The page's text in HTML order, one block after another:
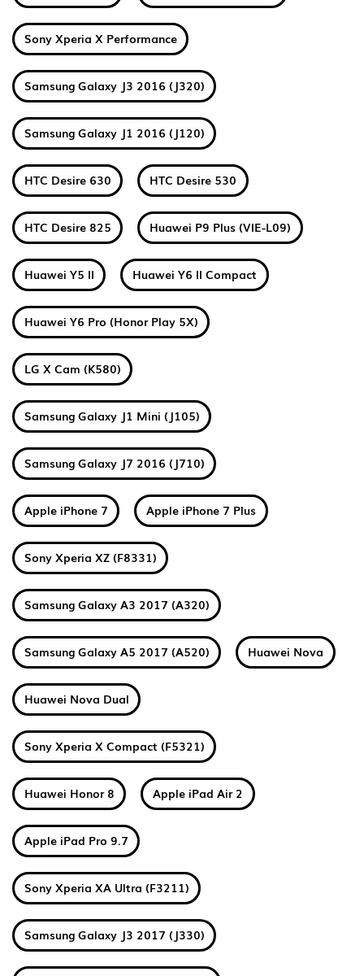
Sony Xperia X Performance
Samsung Galaxy J3 2016 (J320)
Samsung Galaxy J1 2016 (J120)
HTC Desire 630 HTC Desire 530
HTC Desire 825 Huawei P9 Plus (VIE-L09)
Huawei Y5 II Huawei Y6 II Compact
Huawei Y6 Pro (Honor Play 5X)
LG X Cam (K580)
Samsung Galaxy J1 Mini (J105)
Samsung Galaxy J7 2016 (J710)
Apple iPhone 7 Apple iPhone 7 Plus
Sony Xperia XZ (F8331)
Samsung Galaxy A3 2017 (A320)
Samsung Galaxy A5 2017 (A520) Huawei Nova
Huawei Nova Dual
Sony Xperia X Compact (F5321)
Huawei Honor 8 Apple iPad Air 2
Apple iPad Pro 9.7
Sony Xperia XA Ultra (F3211)
Samsung Galaxy J3 2017 (J330)